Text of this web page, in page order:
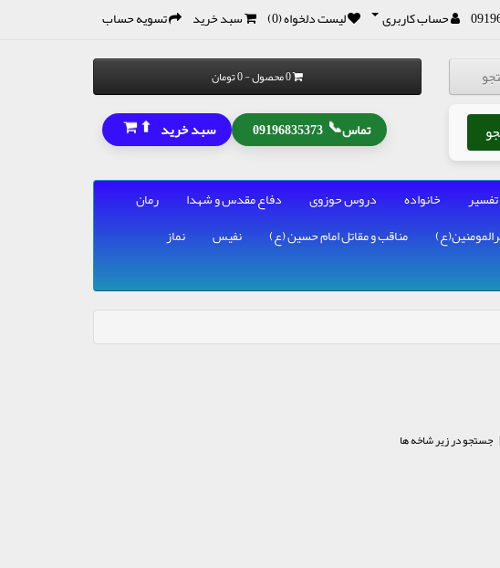
حساب کاربری لیست دلخواه (0) سبد خرید تسویه حساب
0 محصول - 0 تومان
تماس📞
09196835373 سبد خرید ⬆
تفسیر خانواده دروس حوزوی دفاع مقدس و شهدا
رمان
مناقب و مقاتل امام حسین (ع) نفیس
نماز
جستجو در زیر شاخه ها